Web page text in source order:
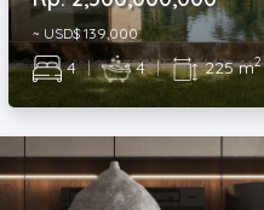
~ USD$ 139,000
4 | 4 | 225 m2